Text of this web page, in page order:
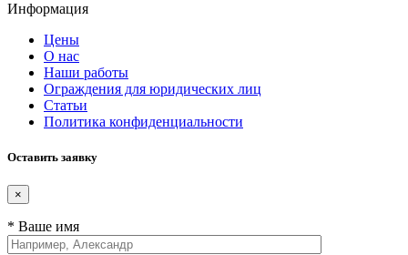
Информация
Цены
О нас
Наши работы
Ограждения для юридических лиц
Статьи
Политика конфиденциальности
Оставить заявку
×
* Ваше имя